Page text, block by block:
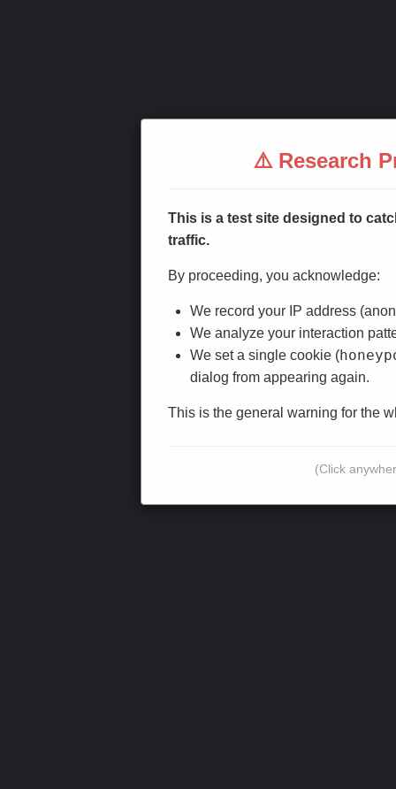
⚠️ Research
This is a test site designed to
traffic.
By proceeding, you acknowledge:
We record your IP address
We analyze your interaction
We set a single cookie (
dialog from appearing again.
This is the general warning for the
(Click